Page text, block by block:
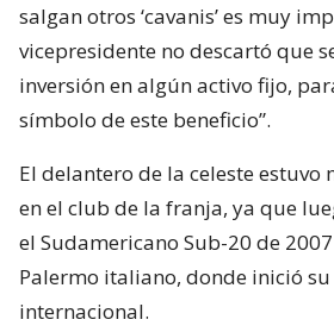
salgan otros ‘cavanis’ es muy
vicepresidente no descartó que
inversión en algún activo fijo,
símbolo de este beneficio”.
El delantero de la celeste estuvo
en el club de la franja, ya que
el Sudamericano Sub-20 de
Palermo italiano, donde inició
internacional.